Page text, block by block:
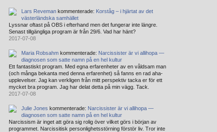
Lars Reveman kommenterade: Korståg – i hjärtat av det
västerländska samhället
Lyssnar oftast på OBS i efterhand men det fungerar inte längre.
Senast tillgängliga program är från 29/6. Vad har hänt?
2017-07-08
Maria Robsahm kommenterade: Narcissister är vi allihopa —
diagnosen som satte namn på en hel kultur
Ett fantastiskt program. Med egna erfarenheter av en våldsam man
(och många bekanta med denna erfarenhet) så fanns en rad aha-
upplevelser. Jag kan verkligen från mitt perspektiv tacka er för ett
mycket bra program. Jag har delat detta på min vägg. Tack.
2017-07-08
Julie Jones kommenterade: Narcissister är vi allihopa —
diagnosen som satte namn på en hel kultur
Narcissism är inget att göra sig rolig över vilket görs i början av
programmet. Narcissitisk personlighetsstörning förstör liv. Tror inte